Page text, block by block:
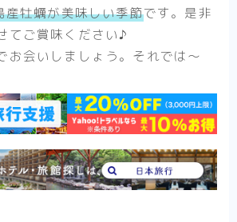
産牡蠣が美味しい季節です。是非
てご賞味ください♪
お会いしましょう。それでは〜